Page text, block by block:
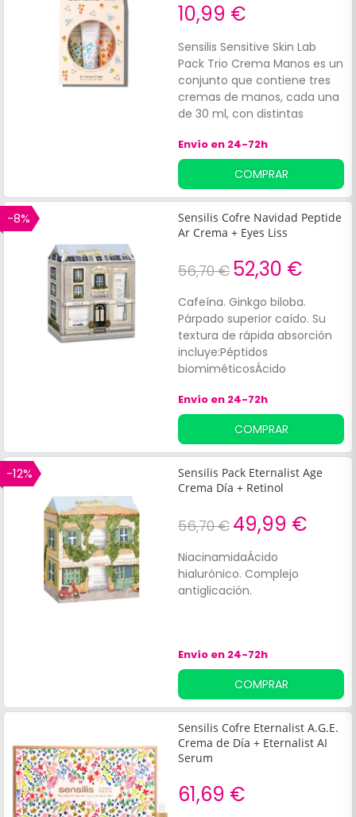
10,99 €
Sensilis Sensitive Skin Lab
Pack Trio Crema Manos es un
conjunto que contiene tres
cremas de manos, cada una
de 30 ml, con distintas
Fleur de Mimosa.
Envío en 24-72h
COMPRAR
-8%
Sensilis Cofre Navidad Peptide
Ar Crema + Eyes Liss
56,70 € 52,30 €
Cafeína. Ginkgo biloba.
Párpado superior caído. Su
textura de rápida absorción
incluye:Péptidos
biomiméticosÁcido
Envío en 24-72h
COMPRAR
-12%
Sensilis Pack Eternalist Age
Crema Día + Retinol
56,70 € 49,99 €
NiacinamidaÁcido
hialurónico. Complejo
antiglicación.
Envío en 24-72h
COMPRAR
Sensilis Cofre Eternalist A.G.E.
Crema de Día + Eternalist AI
Serum
61,69 €